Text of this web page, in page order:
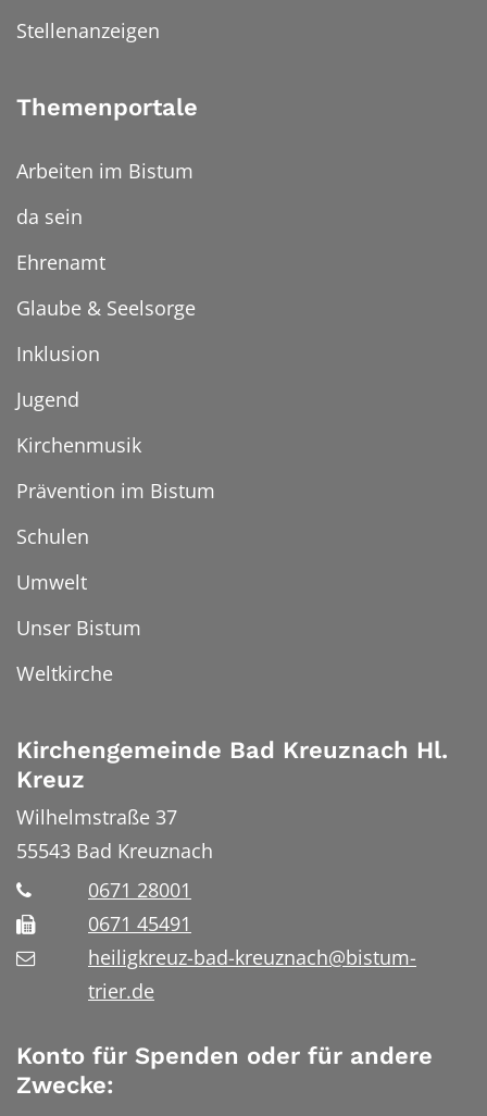
Stellenanzeigen
Themenportale
Arbeiten im Bistum
da sein
Ehrenamt
Glaube & Seelsorge
Inklusion
Jugend
Kirchenmusik
Prävention im Bistum
Schulen
Umwelt
Unser Bistum
Weltkirche
Kirchengemeinde Bad Kreuznach Hl.
Kreuz
Wilhelmstraße 37
55543 Bad Kreuznach
0671 28001
0671 45491
heiligkreuz-bad-kreuznach@bistum-
trier.de
Konto für Spenden oder für andere
Zwecke: